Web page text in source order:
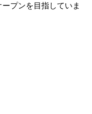
プンを目指していま